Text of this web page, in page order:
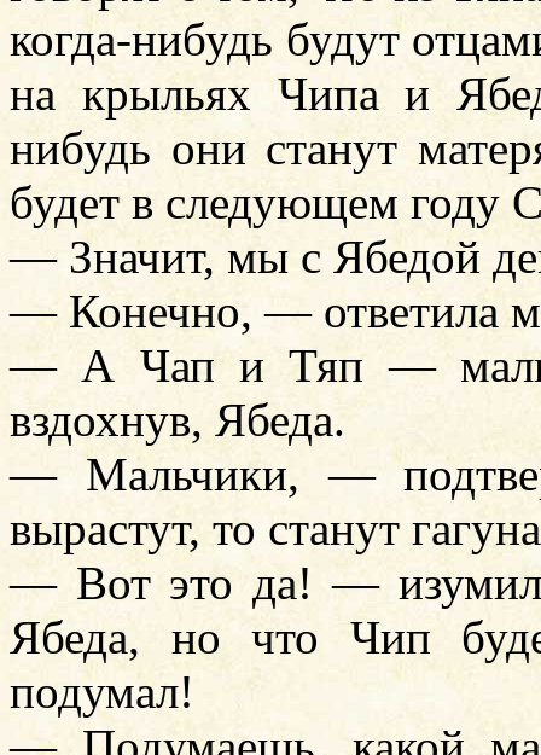
когда-нибудь будут
на крыльях Чипа и
нибудь они станут
будет в следующем году
— Значит, мы с Ябедой
— Конечно, — ответила
— А Чап и Тяп —
вздохнув, Ябеда.
— Мальчики, —
вырастут, то станут
— Вот это да! —
Ябеда, но что Чип
подумал!